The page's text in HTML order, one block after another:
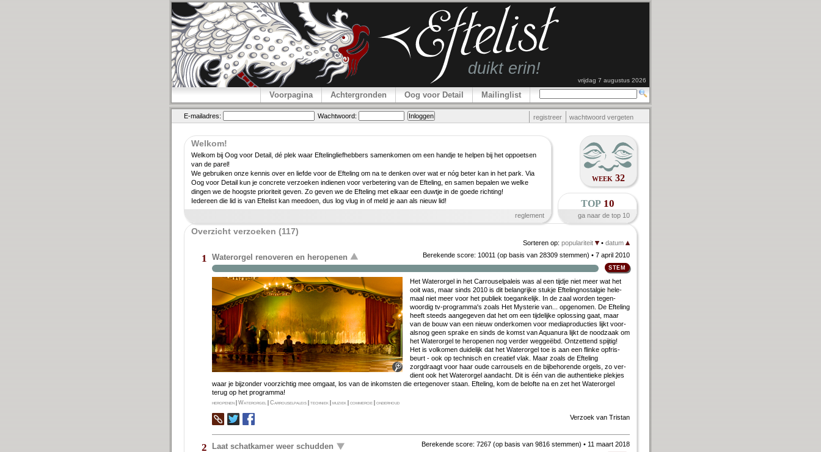
vrijdag 7 augustus 2026
Voorpagina Achtergronden Oog voor Detail Mailinglist
E-mailadres: Wachtwoord: registreer wachtwoord vergeten
Welkom!
Welkom bij Oog voor Detail, dé plek waar Efteling­lief­hebbers samenkomen om een handje te helpen bij het oppoetsen
van de parel!
We gebruiken onze kennis over en liefde voor de Efteling om na te denken over wat er nóg beter kan in het park. Via
Oog voor Detail kun je concrete verzoeken indienen voor verbe­tering van de Efteling, en samen bepalen we welke
dingen we de hoogste priori­teit geven. Zo geven we de Efteling met elkaar een duwtje in de goede richting!
Iedereen die lid is van Eftelist kan meedoen, dus log vlug in of meld je aan als nieuw lid!
reglement
week 32
top 10
ga naar de top 10
Overzicht verzoeken (117)
Sorteren op: populariteit • datum
1 Waterorgel renoveren en heropenen Berekende score: 10011 (op basis van 28309 stemmen) • 7 april 2010
Het Wa­ter­or­gel in het Car­rou­sel­pa­leis was al een tijd­je niet meer wat het
ooit was, maar sinds 2010 is dit be­lang­rij­ke stuk­je Ef­te­ling­nostal­gie he­le­
maal niet meer voor het pu­bliek toe­gan­ke­lijk. In de zaal wor­den te­gen­
woor­dig tv-pro­gram­ma's zo­als Het Mysterie van... op­ge­no­men. De Ef­te­ling
heeft steeds aan­ge­ge­ven dat het om een tij­de­lij­ke op­los­sing gaat, maar
van de bouw van een nieuw on­der­ko­men voor me­dia­pro­duc­ties lijkt voor­
als­nog geen spra­ke en sinds de komst van Aquan­ura lijkt de nood­zaak om
het Wa­ter­or­gel te her­o­pe­nen nog ver­der weg­geëbd. Ont­zet­tend spij­tig!
Het is vol­ko­men dui­de­lijk dat het Wa­ter­or­gel toe is aan een flin­ke op­fris­
beurt - ook op tech­nisch en cre­a­tief vlak. Maar zo­als de Ef­te­ling
zorgdraagt voor haar ou­de car­rou­sels en de bij­be­ho­ren­de or­gels, zo ver­
dient ook het Wa­ter­or­gel aan­dacht. Dit is één van die au­then­tie­ke plek­jes
waar je bij­zon­der voor­zich­tig mee om­gaat, los van de in­kom­sten die er­te­gen­over staan. Ef­te­ling, kom de be­lof­te na en zet het Water­orgel
terug op het pro­gram­ma!
heropenen |Waterorgel |Carrouselpaleis |techniek |muziek |commercie |onderhoud
Verzoek van Tristan
2 Laat schatkamer weer schudden Berekende score: 7267(op basis van 9816 stemmen) • 11 maart 2018